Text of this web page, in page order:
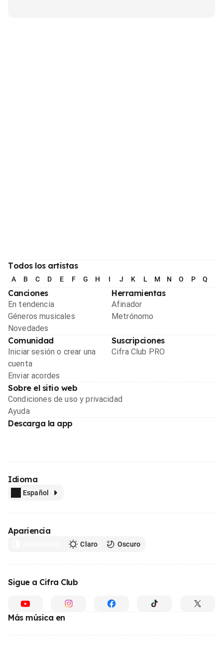
Todos los artistas
A B C D E F G H I J K L M N O P Q
Canciones
En tendencia
Géneros musicales
Novedades
Herramientas
Afinador
Metrónomo
Comunidad
Iniciar sesión o crear una
cuenta
Enviar acordes
Suscripciones
Cifra Club PRO
Sobre el sitio web
Condiciones de uso y privacidad
Ayuda
Descarga la app
Idioma
Español
Apariencia
Claro Oscuro
Sigue a Cifra Club
Más música en